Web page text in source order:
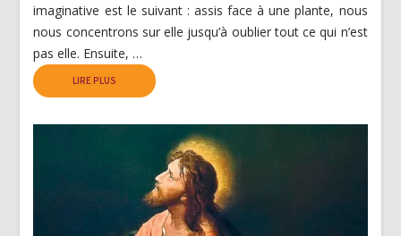
imaginative est le suivant : assis face à une plante, nous
nous concentrons sur elle jusqu’à oublier tout ce qui n’est
pas elle. Ensuite, …
LIRE PLUS